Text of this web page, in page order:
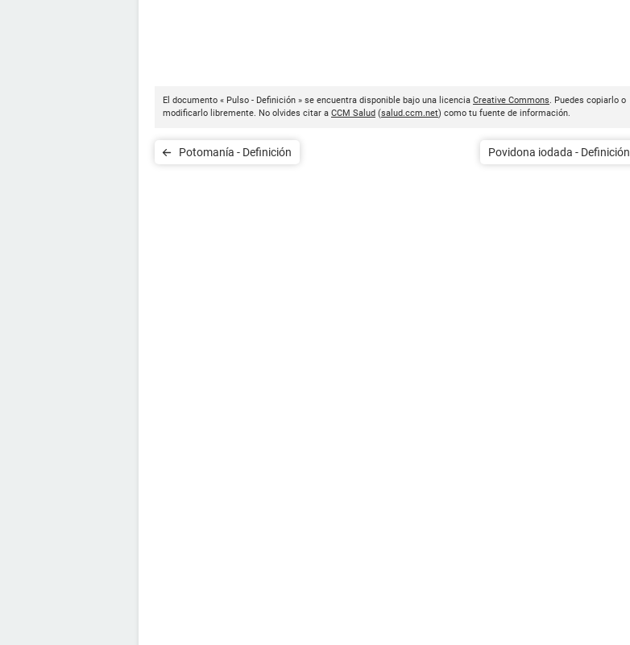
El documento « Pulso - Definición » se encuentra disponible bajo una licencia Creative Commons. Puedes copiarlo o
modificarlo libremente. No olvides citar a CCM Salud (salud.ccm.net) como tu fuente de información.
Potomanía - Definición Povidona iodada - Definición